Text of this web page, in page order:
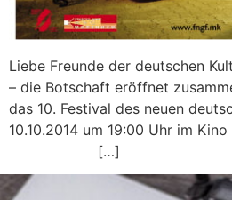
Liebe Freunde der deutschen
– die Botschaft eröffnet
das 10. Festival des neuen
10.10.2014 um 19:00
[…]